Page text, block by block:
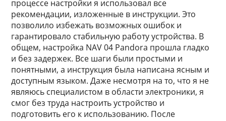
процессе настройки я использовал все
рекомендации, изложенные в инструкции. Это
позволило избежать возможных ошибок и
гарантировало стабильную работу устройства. В
общем, настройка NAV 04 Pandora прошла гладко
и без задержек. Все шаги были простыми и
понятными, а инструкция была написана ясным и
доступным языком. Даже несмотря на то, что я не
являюсь специалистом в области электроники, я
смог без труда настроить устройство и
подготовить его к использованию. После